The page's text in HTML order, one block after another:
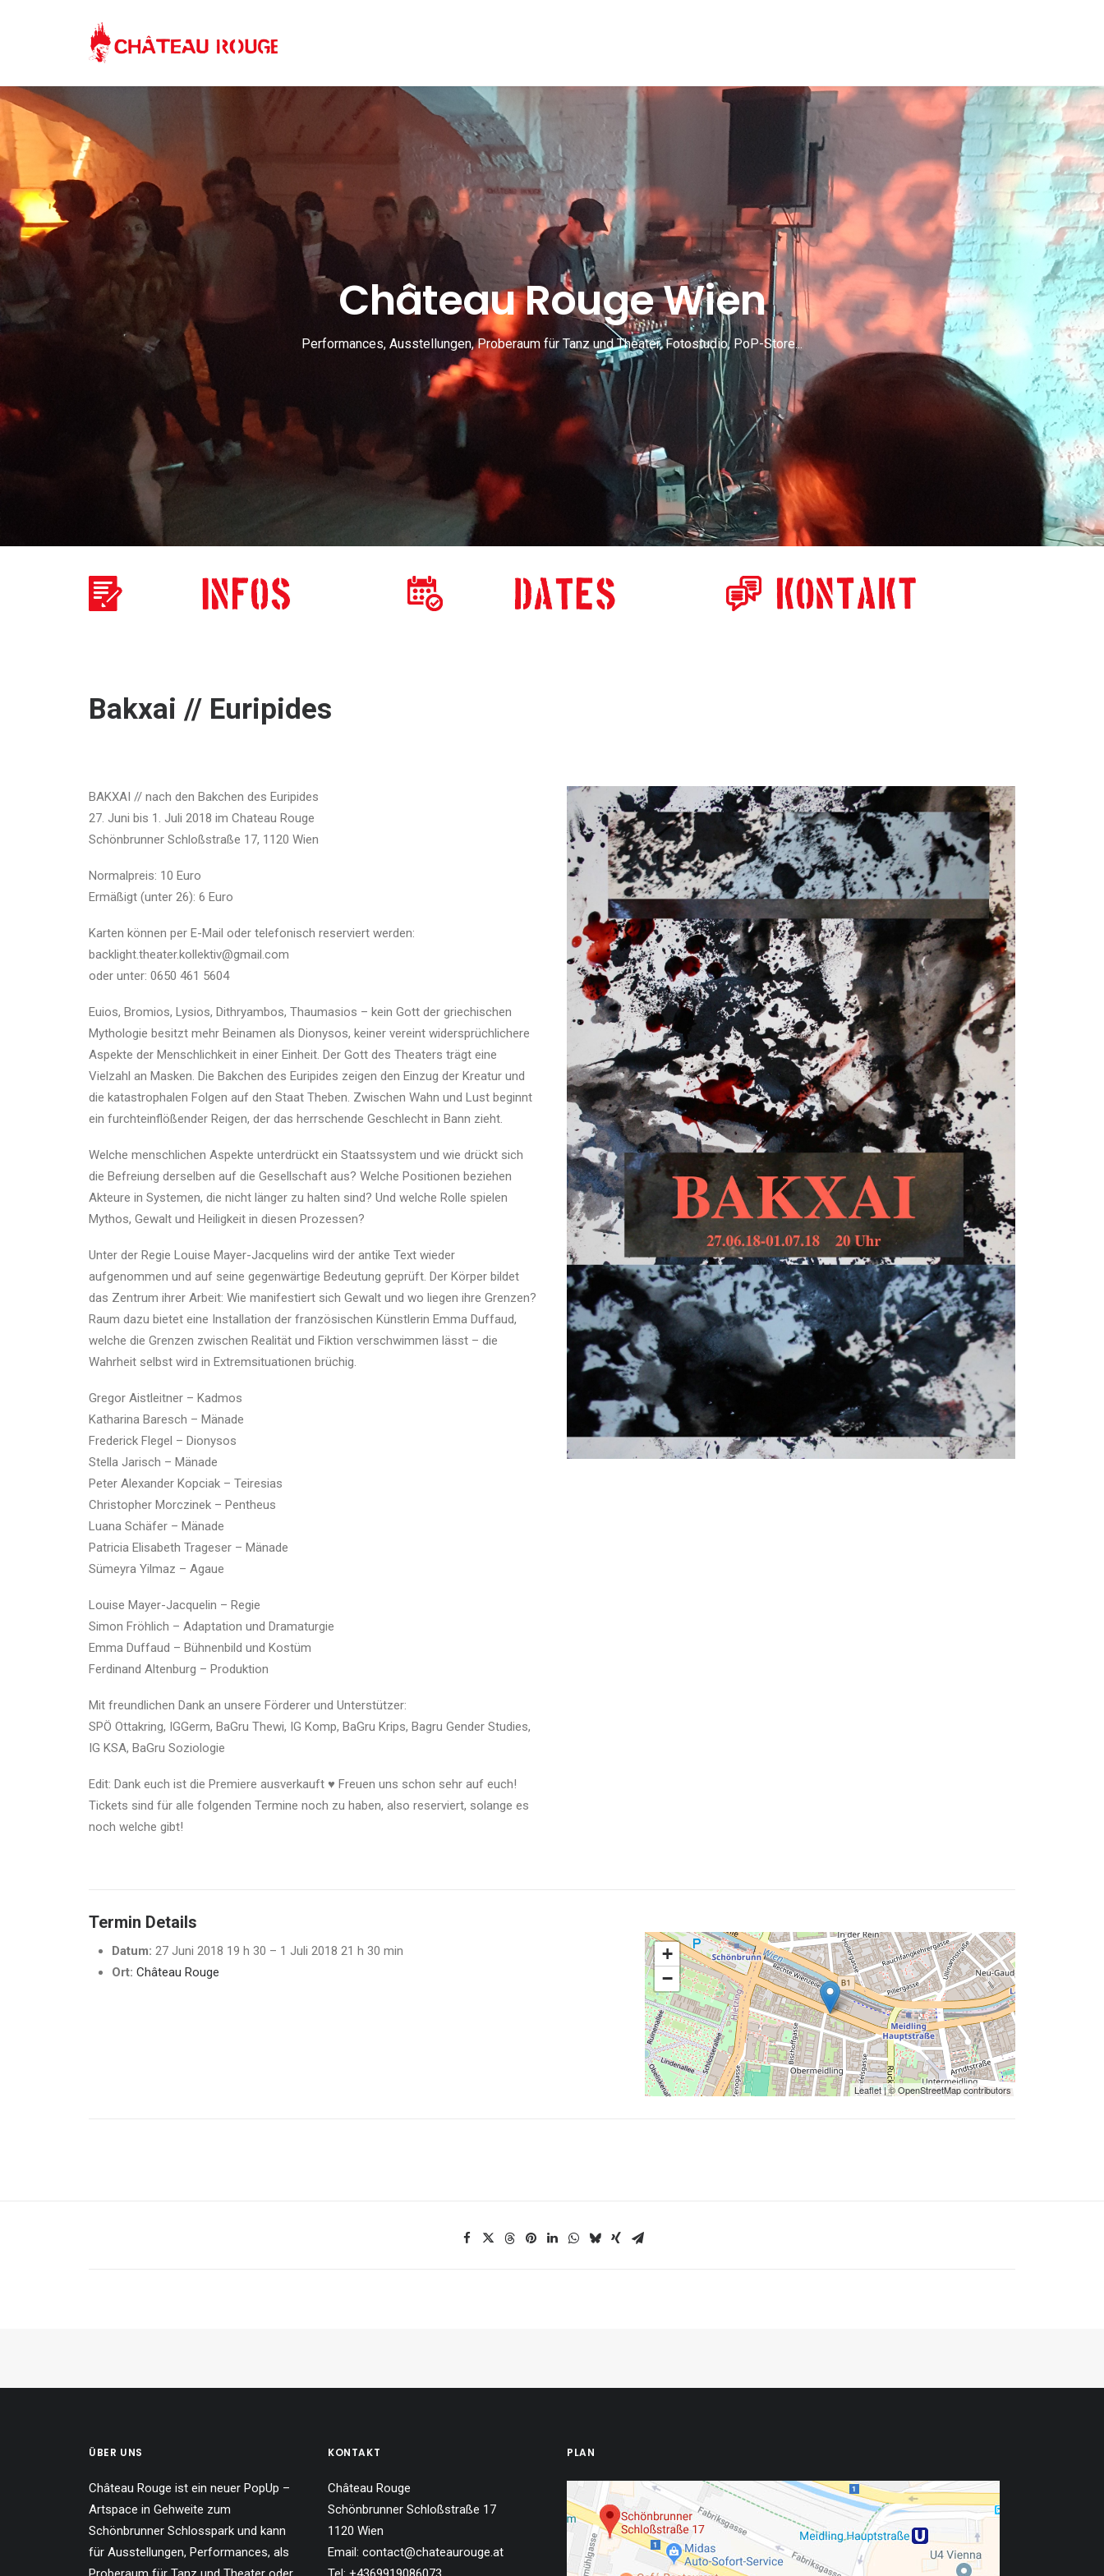
Château Rouge Wien
Performances, Ausstellungen, Proberaum für Tanz und Theater, Fotostudio, PoP-Store...
Bakxai // Euripides
BAKXAI // nach den Bakchen des Euripides
27. Juni bis 1. Juli 2018 im Chateau Rouge
Schönbrunner Schloßstraße 17, 1120 Wien
Normalpreis: 10 Euro
Ermäßigt (unter 26): 6 Euro
Karten können per E-Mail oder telefonisch reserviert werden:
backlight.theater.kollektiv@gmail.com
oder unter: 0650 461 5604
Euios, Bromios, Lysios, Dithryambos, Thaumasios – kein Gott der griechischen
Mythologie besitzt mehr Beinamen als Dionysos, keiner vereint widersprüchlichere
Aspekte der Menschlichkeit in einer Einheit. Der Gott des Theaters trägt eine
Vielzahl an Masken. Die Bakchen des Euripides zeigen den Einzug der Kreatur und
die katastrophalen Folgen auf den Staat Theben. Zwischen Wahn und Lust beginnt
ein furchteinflößender Reigen, der das herrschende Geschlecht in Bann zieht.
Welche menschlichen Aspekte unterdrückt ein Staatssystem und wie drückt sich
die Befreiung derselben auf die Gesellschaft aus? Welche Positionen beziehen
Akteure in Systemen, die nicht länger zu halten sind? Und welche Rolle spielen
Mythos, Gewalt und Heiligkeit in diesen Prozessen?
Unter der Regie Louise Mayer-Jacquelins wird der antike Text wieder
aufgenommen und auf seine gegenwärtige Bedeutung geprüft. Der Körper bildet
das Zentrum ihrer Arbeit: Wie manifestiert sich Gewalt und wo liegen ihre Grenzen?
Raum dazu bietet eine Installation der französischen Künstlerin Emma Duffaud,
welche die Grenzen zwischen Realität und Fiktion verschwimmen lässt – die
Wahrheit selbst wird in Extremsituationen brüchig.
Gregor Aistleitner – Kadmos
Katharina Baresch – Mänade
Frederick Flegel – Dionysos
Stella Jarisch – Mänade
Peter Alexander Kopciak – Teiresias
Christopher Morczinek – Pentheus
Luana Schäfer – Mänade
Patricia Elisabeth Trageser – Mänade
Sümeyra Yilmaz – Agaue
Louise Mayer-Jacquelin – Regie
Simon Fröhlich – Adaptation und Dramaturgie
Emma Duffaud – Bühnenbild und Kostüm
Ferdinand Altenburg – Produktion
Mit freundlichen Dank an unsere Förderer und Unterstützer:
SPÖ Ottakring, IGGerm, BaGru Thewi, IG Komp, BaGru Krips, Bagru Gender Studies,
IG KSA, BaGru Soziologie
Edit: Dank euch ist die Premiere ausverkauft ♥ Freuen uns schon sehr auf euch!
Tickets sind für alle folgenden Termine noch zu haben, also reserviert, solange es
noch welche gibt!
Termin Details
Datum: 27 Juni 2018 19 h 30 – 1 Juli 2018 21 h 30 min
Ort: Château Rouge
+
−
Leaflet| ©OpenStreetMapcontributors
ÜBER UNS
Château Rouge ist ein neuer PopUp –
Artspace in Gehweite zum
Schönbrunner Schlosspark und kann
für Ausstellungen, Performances, als
KONTAKT
Château Rouge
Schönbrunner Schloßstraße 17
1120 Wien
Email: contact@chateaurouge.at
PLAN